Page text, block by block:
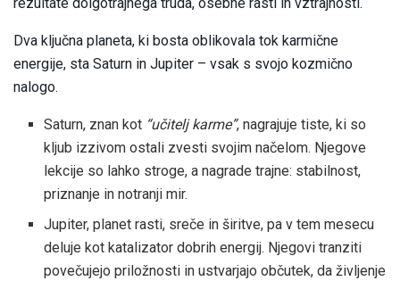
Dva ključna planeta, ki bosta oblikovala tok karmične
energije, sta Saturn in Jupiter – vsak s svojo kozmično
nalogo.
Saturn, znan kot “učitelj karme”, nagrajuje tiste, ki so
kljub izzivom ostali zvesti svojim načelom. Njegove
lekcije so lahko stroge, a nagrade trajne: stabilnost,
priznanje in notranji mir.
Jupiter, planet rasti, sreče in širitve, pa v tem mesecu
deluje kot katalizator dobrih energij. Njegovi tranziti
povečujejo priložnosti in ustvarjajo občutek, da življenje